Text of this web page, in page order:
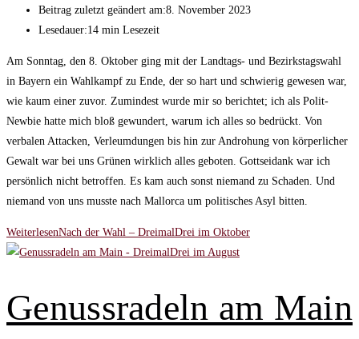
Beitrag zuletzt geändert am:8. November 2023
Lesedauer:14 min Lesezeit
Am Sonntag, den 8. Oktober ging mit der Landtags- und Bezirkstagswahl
in Bayern ein Wahlkampf zu Ende, der so hart und schwierig gewesen war,
wie kaum einer zuvor. Zumindest wurde mir so berichtet; ich als Polit-
Newbie hatte mich bloß gewundert, warum ich alles so bedrückt. Von
verbalen Attacken, Verleumdungen bis hin zur Androhung von körperlicher
Gewalt war bei uns Grünen wirklich alles geboten. Gottseidank war ich
persönlich nicht betroffen. Es kam auch sonst niemand zu Schaden. Und
niemand von uns musste nach Mallorca um politisches Asyl bitten.
WeiterlesenNach der Wahl – DreimalDrei im Oktober
Genussradeln am Main